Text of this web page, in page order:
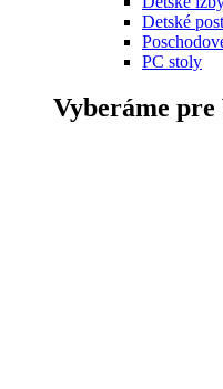
Detské
PC stoly
Vyberáme pre